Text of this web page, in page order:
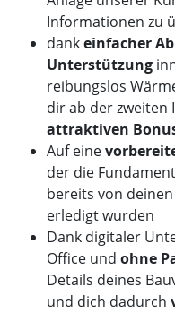
Informationen zu
dankeinfacher
Unterstützung
reibungslos
dir ab der zweiten
attraktiven
Auf eine
der die
bereits von
erledigt wurden
Dank digitaler
Office und ohne
Details deines
und dich dadurch